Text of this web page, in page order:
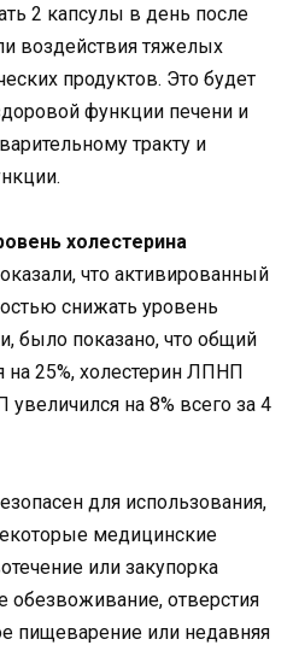
2 капсулы в день после
воздействия тяжелых
продуктов. Это будет
функции печени и
тракту и
холестерина
что активированный
снижать уровень
было показано, что общий
на 25%, холестерин ЛПНП
на 8% всего за 4
для использования,
медицинские
или закупорка
обезвоживание, отверстия
пищеварение или недавняя